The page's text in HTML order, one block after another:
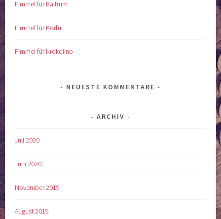
Fimmel für Baltrum
Fimmel für Korfu
Fimmel für Krokolino
NEUESTE KOMMENTARE
ARCHIV
Juli 2020
Juni 2020
November 2019
August 2019